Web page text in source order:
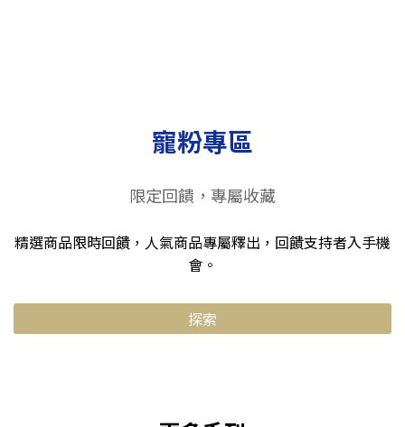
寵粉專區
限定回饋，專屬收藏
精選商品限時回饋，人氣商品專屬釋出，回饋支持者入手機
會。
探索